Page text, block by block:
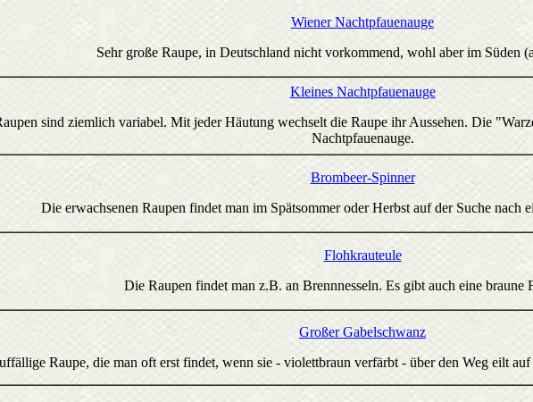
Wiener Nachtpfauenauge
Sehr große Raupe, in Deutschland nicht vorkommend, wohl aber im Süden
Kleines Nachtpfauenauge
sind ziemlich variabel. Mit jeder Häutung wechselt die Raupe ihr Aussehen. Die
Nachtpfauenauge.
Brombeer-Spinner
Die erwachsenen Raupen findet man im Spätsommer oder Herbst auf der Suche nach
Flohkrauteule
Die Raupen findet man z.B. an Brennnesseln. Es gibt auch eine braune
Großer Gabelschwanz
Raupe, die man oft erst findet, wenn sie - violettbraun verfärbt - über den Weg eilt